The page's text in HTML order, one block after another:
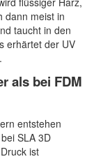
dann meist in
taucht in den
erhärtet der UV
als bei FDM
entstehen
SLA 3D
ist